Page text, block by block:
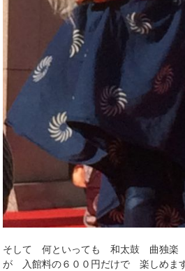
そして 何といっても 和太鼓 曲独楽
が 入館料の６００円だけで 楽しめ